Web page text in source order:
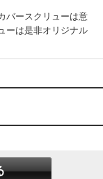
バースクリューは意
ーは是非オリジナル